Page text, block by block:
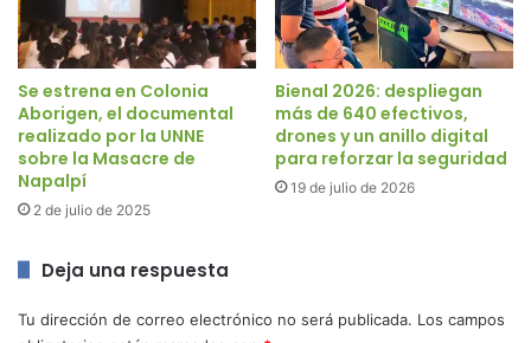
Se estrena en Colonia
Aborigen, el documental
realizado por la UNNE
sobre la Masacre de
Napalpí
2 de julio de 2025
Bienal 2026: despliegan
más de 640 efectivos,
drones y un anillo digital
para reforzar la seguridad
19 de julio de 2026
Deja una respuesta
Tu dirección de correo electrónico no será publicada. Los campos